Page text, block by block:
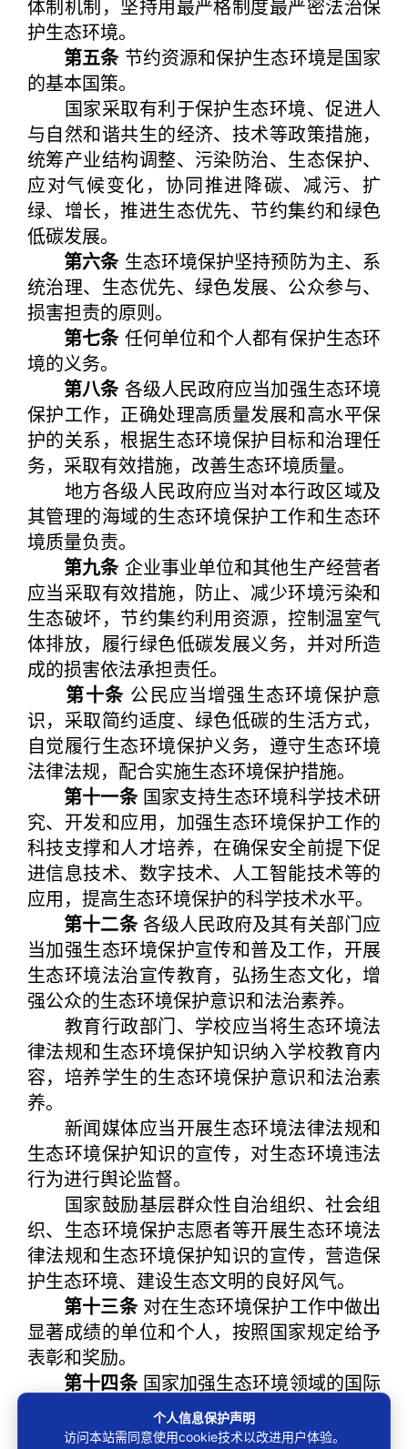
体制机制，坚持用最严格制度最严密法治保
护生态环境。
第五条节约资源和保护生态环境是国家
的基本国策。
国家采取有利于保护生态环境、促进人
与自然和谐共生的经济、技术等政策措施，
统筹产业结构调整、污染防治、生态保护、
应对气候变化，协同推进降碳、减污、扩
绿、增长，推进生态优先、节约集约和绿色
低碳发展。
第六条生态环境保护坚持预防为主、系
统治理、生态优先、绿色发展、公众参与、
损害担责的原则。
第七条任何单位和个人都有保护生态环
境的义务。
第八条各级人民政府应当加强生态环境
保护工作，正确处理高质量发展和高水平保
护的关系，根据生态环境保护目标和治理任
务，采取有效措施，改善生态环境质量。
地方各级人民政府应当对本行政区域及
其管理的海域的生态环境保护工作和生态环
境质量负责。
第九条企业事业单位和其他生产经营者
应当采取有效措施，防止、减少环境污染和
生态破坏，节约集约利用资源，控制温室气
体排放，履行绿色低碳发展义务，并对所造
成的损害依法承担责任。
第十条 公民应当增强生态环境保护意
识，采取简约适度、绿色低碳的生活方式，
自觉履行生态环境保护义务，遵守生态环境
法律法规，配合实施生态环境保护措施。
第十一条国家支持生态环境科学技术研
究、开发和应用，加强生态环境保护工作的
科技支撑和人才培养，在确保安全前提下促
进信息技术、数字技术、人工智能技术等的
应用，提高生态环境保护的科学技术水平。
第十二条各级人民政府及其有关部门应
当加强生态环境保护宣传和普及工作，开展
生态环境法治宣传教育，弘扬生态文化，增
强公众的生态环境保护意识和法治素养。
教育行政部门、学校应当将生态环境法
律法规和生态环境保护知识纳入学校教育内
容，培养学生的生态环境保护意识和法治素
养。
新闻媒体应当开展生态环境法律法规和
生态环境保护知识的宣传，对生态环境违法
行为进行舆论监督。
国家鼓励基层群众性自治组织、社会组
织、生态环境保护志愿者等开展生态环境法
律法规和生态环境保护知识的宣传，营造保
护生态环境、建设生态文明的良好风气。
第十三条对在生态环境保护工作中做出
显著成绩的单位和个人，按照国家规定给予
表彰和奖励。
第十四条国家加强生态环境领域的国际
合作，履行中华人民共和国缔结或者参加的
国际条约规定的义务，支持生态环境保护国
个人信息保护声明
访问本站需同意使用cookie技术以改进用户体验。